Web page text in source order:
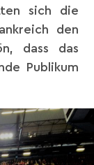
sich die
den
dass das
Publikum